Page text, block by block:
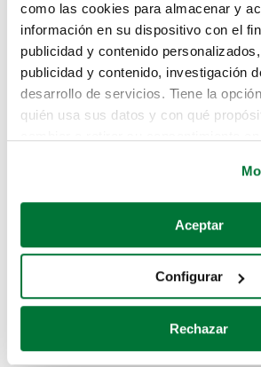
como las cookies para almacenar y
información en su dispositivo con el
publicidad y contenido
publicidad y contenido, investigación
desarrollo de servicios. Tiene la
quién usa sus datos y con qué
Si lo permite, también quisiéramos:
Recopilar información sobre su
Identificar su dispositivo
para buscar características
Obtenga más información sobre
Aceptar
Configurar
Rechazar
Lo sentimos, no
te hemos traido
Pero puedes encontrar el coche
buscando en alguno de estos
Coches de segunda mano
Coches de km0